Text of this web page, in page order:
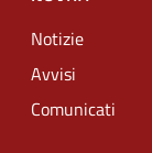
Notizie
Avvisi
Comunicati